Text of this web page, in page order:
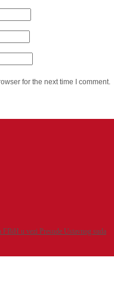
for the next time I comment.
FBiH u vezi Presude Ustavnog suda